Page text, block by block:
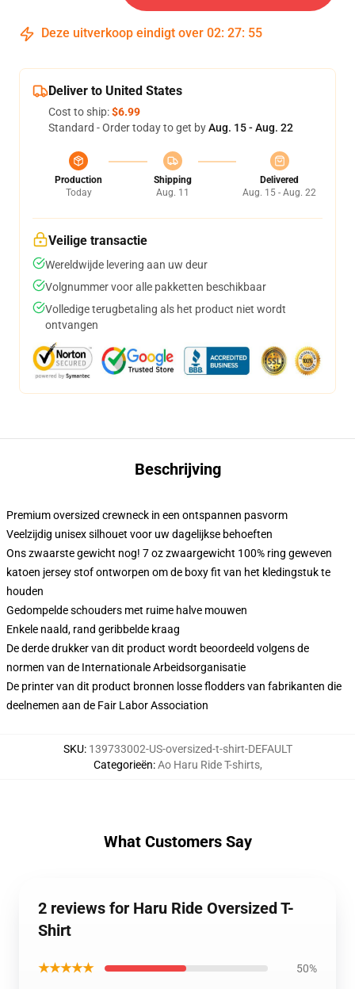
Deze uitverkoop eindigt over 02: 27: 54
Deliver to United States
Cost to ship:$6.99
Standard - Order today to get byAug. 15 - Aug. 22
Production
Today
Shipping
Aug. 11
Delivered
Aug. 15 - Aug. 22
Veilige transactie
Wereldwijde levering aan uw deur
Volgnummer voor alle pakketten beschikbaar
Volledige terugbetaling als het product niet wordt
ontvangen
Beschrijving
Premium oversized crewneck in een ontspannen pasvorm
Veelzijdig unisex silhouet voor uw dagelijkse behoeften
Ons zwaarste gewicht nog! 7 oz zwaargewicht 100% ring geweven
katoen jersey stof ontworpen om de boxy fit van het kledingstuk te
houden
Gedompelde schouders met ruime halve mouwen
Enkele naald, rand geribbelde kraag
De derde drukker van dit product wordt beoordeeld volgens de
normen van de Internationale Arbeidsorganisatie
De printer van dit product bronnen losse flodders van fabrikanten die
deelnemen aan de Fair Labor Association
SKU: 139733002-US-oversized-t-shirt-DEFAULT
Categorieën:Ao Haru Ride T-shirts,
What Customers Say
2 reviews for Haru Ride Oversized T-
Shirt
★★★★★ 50%